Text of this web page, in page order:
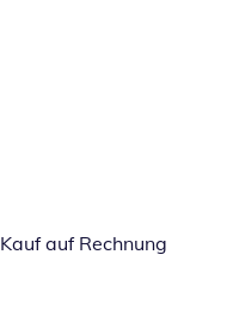
Kauf auf Rechnung